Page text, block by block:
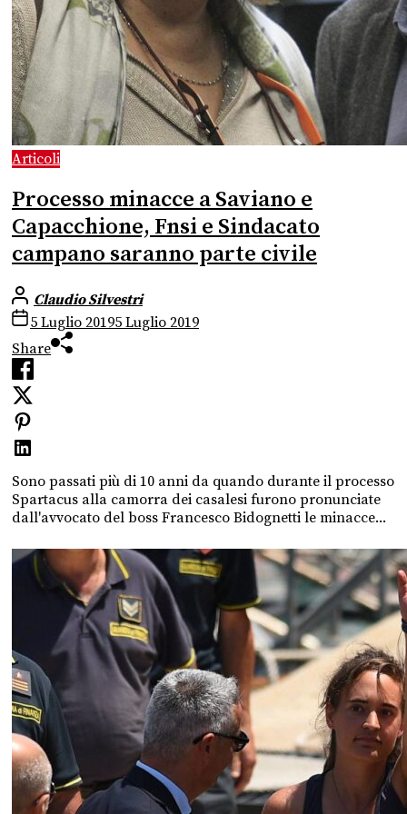
Articoli
Processo minacce a Saviano e
Capacchione, Fnsi e Sindacato
campano saranno parte civile
Claudio Silvestri
5 Luglio 20195 Luglio 2019
Share
Sono passati più di 10 anni da quando durante il processo
Spartacus alla camorra dei casalesi furono pronunciate
dall'avvocato del boss Francesco Bidognetti le minacce...